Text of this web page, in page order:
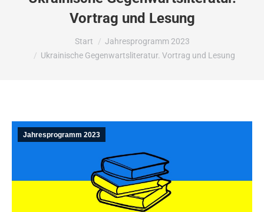
Vortrag und Lesung
Sie befinden sich hier:
Start
Jahresprogramm 2023
Ukrainische Gegenwartsliteratur. Vortrag und Lesung
Jahresprogramm 2023